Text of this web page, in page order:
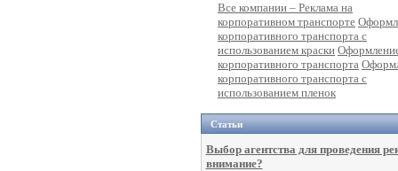
Все компании – Реклама на
корпоративном транспорте
корпоративного транспорта с
использованием краски
корпоративного транспорта
корпоративного транспорта с
использованием пленок
Статьи
Выбор агентства для проведения
внимание?